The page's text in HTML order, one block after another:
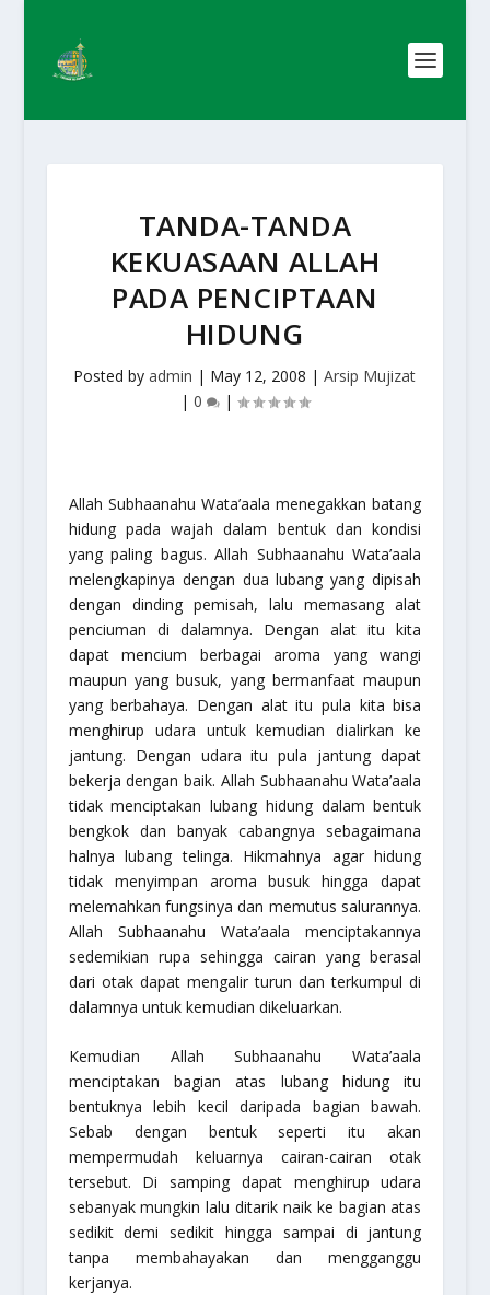
TANDA-TANDA
KEKUASAAN ALLAH
PADA PENCIPTAAN
HIDUNG
Posted byadmin | May 12, 2008 |Arsip Mujizat
| 0 |
Allah Subhaanahu Wata’aala menegakkan batang
hidung pada wajah dalam bentuk dan kondisi
yang paling bagus. Allah Subhaanahu Wata’aala
melengkapinya dengan dua lubang yang dipisah
dengan dinding pemisah, lalu memasang alat
penciuman di dalamnya. Dengan alat itu kita
dapat mencium berbagai aroma yang wangi
maupun yang busuk, yang bermanfaat maupun
yang berbahaya. Dengan alat itu pula kita bisa
menghirup udara untuk kemudian dialirkan ke
jantung. Dengan udara itu pula jantung dapat
bekerja dengan baik. Allah Subhaanahu Wata’aala
tidak menciptakan lubang hidung dalam bentuk
bengkok dan banyak cabangnya sebagaimana
halnya lubang telinga. Hikmahnya agar hidung
tidak menyimpan aroma busuk hingga dapat
melemahkan fungsinya dan memutus salurannya.
Allah Subhaanahu Wata’aala menciptakannya
sedemikian rupa sehingga cairan yang berasal
dari otak dapat mengalir turun dan terkumpul di
dalamnya untuk kemudian dikeluarkan.
Kemudian Allah Subhaanahu Wata’aala
menciptakan bagian atas lubang hidung itu
bentuknya lebih kecil daripada bagian bawah.
Sebab dengan bentuk seperti itu akan
mempermudah keluarnya cairan-cairan otak
tersebut. Di samping dapat menghirup udara
sebanyak mungkin lalu ditarik naik ke bagian atas
sedikit demi sedikit hingga sampai di jantung
tanpa membahayakan dan mengganggu
kerjanya.